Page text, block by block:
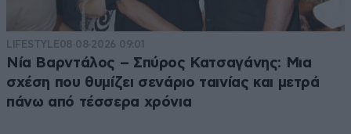
LIFESTYLE08·08·2026 09:01
Νία Βαρντάλος – Σπύρος Κατσαγάνης: Μια
σχέση που θυμίζει σενάριο ταινίας και μετρά
πάνω από τέσσερα χρόνια